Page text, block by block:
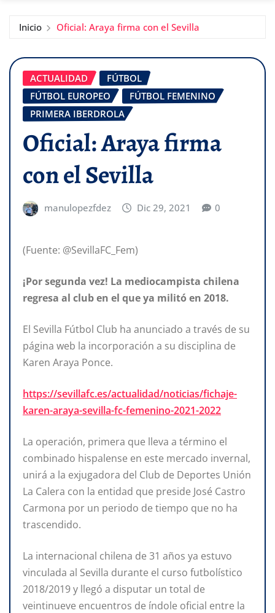
Inicio Oficial: Araya firma con el Sevilla
ACTUALIDAD
FÚTBOL
FÚTBOL EUROPEO
FÚTBOL FEMENINO
PRIMERA IBERDROLA
Oficial: Araya firma
con el Sevilla
manulopezfdez Dic 29, 2021 0
(Fuente: @SevillaFC_Fem)
¡Por segunda vez! La mediocampista chilena
regresa al club en el que ya militó en 2018.
El Sevilla Fútbol Club ha anunciado a través de su
página web la incorporación a su disciplina de
Karen Araya Ponce.
https://sevillafc.es/actualidad/noticias/fichaje-
karen-araya-sevilla-fc-femenino-2021-2022
La operación, primera que lleva a término el
combinado hispalense en este mercado invernal,
unirá a la exjugadora del Club de Deportes Unión
La Calera con la entidad que preside José Castro
Carmona por un periodo de tiempo que no ha
trascendido.
La internacional chilena de 31 años ya estuvo
vinculada al Sevilla durante el curso futbolístico
2018/2019 y llegó a disputar un total de
veintinueve encuentros de índole oficial entre la